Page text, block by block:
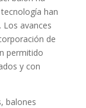
han
avances
de
permitido
y con
balones